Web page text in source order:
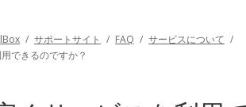
/ サポートサイト / FAQ / サービスについて /
できるのですか？